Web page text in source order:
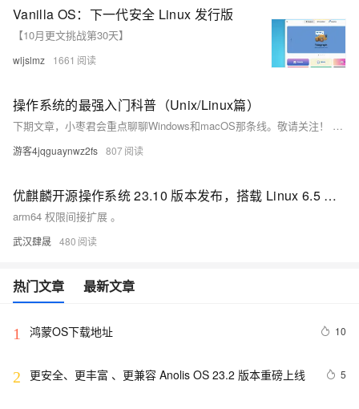
Vanilla OS：下一代安全 Linux 发行版
【10月更文挑战第30天】
wljslmz 1661
操作系统的最强入门科普（Unix/Linux篇）
下期文章，小枣君会重点聊聊Windows和macOS那条线。敬请关注！ 如果大家觉得文章不错，还请帮忙多多转发！谢谢！
游客4jqguaynwz2fs 807
优麒麟开源操作系统 23.10 版本发布，搭载 Linux 6.5 内核
arm64 权限间接扩展 。
武汉肆晟 480
热门文章 最新文章
1 鸿蒙OS下载地址 10
2 更安全、更丰富 、更兼容 Anolis OS 23.2 版本重磅上线 5